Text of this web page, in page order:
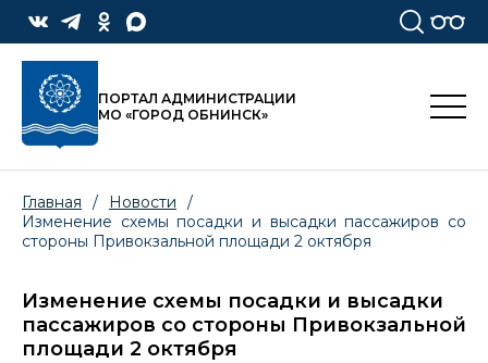
ПОРТАЛ АДМИНИСТРАЦИИ
МО «ГОРОД ОБНИНСК»
Главная / Новости
/
Изменение схемы посадки и высадки пассажиров со
стороны Привокзальной площади 2 октября
Изменение схемы посадки и высадки
пассажиров со стороны Привокзальной
площади 2 октября